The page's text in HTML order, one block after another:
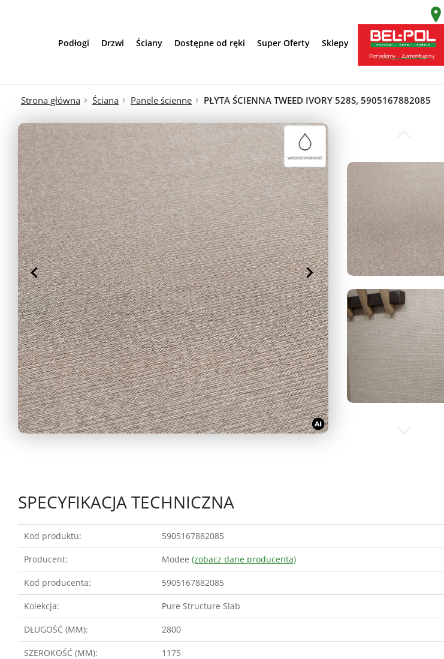
Podłogi Drzwi Ściany Dostępne od ręki Super Oferty Sklepy
Strona główna Ściana Panele ścienne PŁYTA ŚCIENNA TWEED IVORY 528S, 5905167882085
SPECYFIKACJA TECHNICZNA
Kod produktu: 5905167882085
Producent: Modee (zobacz dane producenta)
Kod producenta: 5905167882085
Kolekcja: Pure Structure Slab
DŁUGOŚĆ (MM): 2800
SZEROKOŚĆ (MM): 1175